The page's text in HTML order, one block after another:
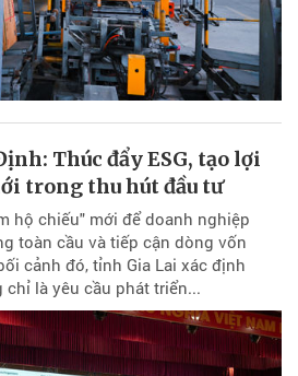
Thúc đẩy ESG, tạo lợi
trong thu hút đầu tư
hộ chiếu" mới để doanh nghiệp
toàn cầu và tiếp cận dòng vốn
cảnh đó, tỉnh Gia Lai xác định
là yêu cầu phát triển...